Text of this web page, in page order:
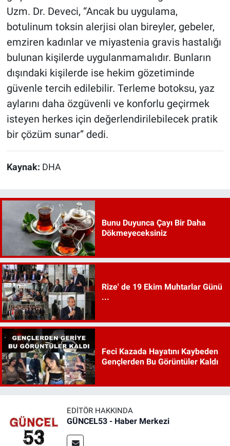
Uzm. Dr. Deveci, “Ancak bu uygulama,
botulinum toksin alerjisi olan bireyler, gebeler,
emziren kadınlar ve miyastenia gravis hastalığı
bulunan kişilerde uygulanmamalıdır. Bunların
dışındaki kişilerde ise hekim gözetiminde
güvenle tercih edilebilir. Terleme botoksu, yaz
aylarını daha özgüvenli ve konforlu geçirmek
isteyen herkes için değerlendirilebilecek pratik
bir çözüm sunar” dedi.
Kaynak: DHA
Bunu Duyunca Çayı Bir Daha
Dökmeyeceksiniz
Rize' de 19 Ekim Muhtarlar Günü
...
Feci Kazada Hayatını Kaybeden
Gençlerden Bu Görüntüler Kaldı
EDITÖR HAKKINDA
GÜNCEL53 - Haber Merkezi